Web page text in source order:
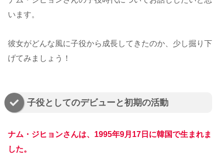
います。
彼女がどんな風に子役から成長してきたのか、少し掘り下
げてみましょう！
子役としてのデビューと初期の活動
ナム・ジヒョンさんは、1995年9月17日に韓国で生まれま
した。